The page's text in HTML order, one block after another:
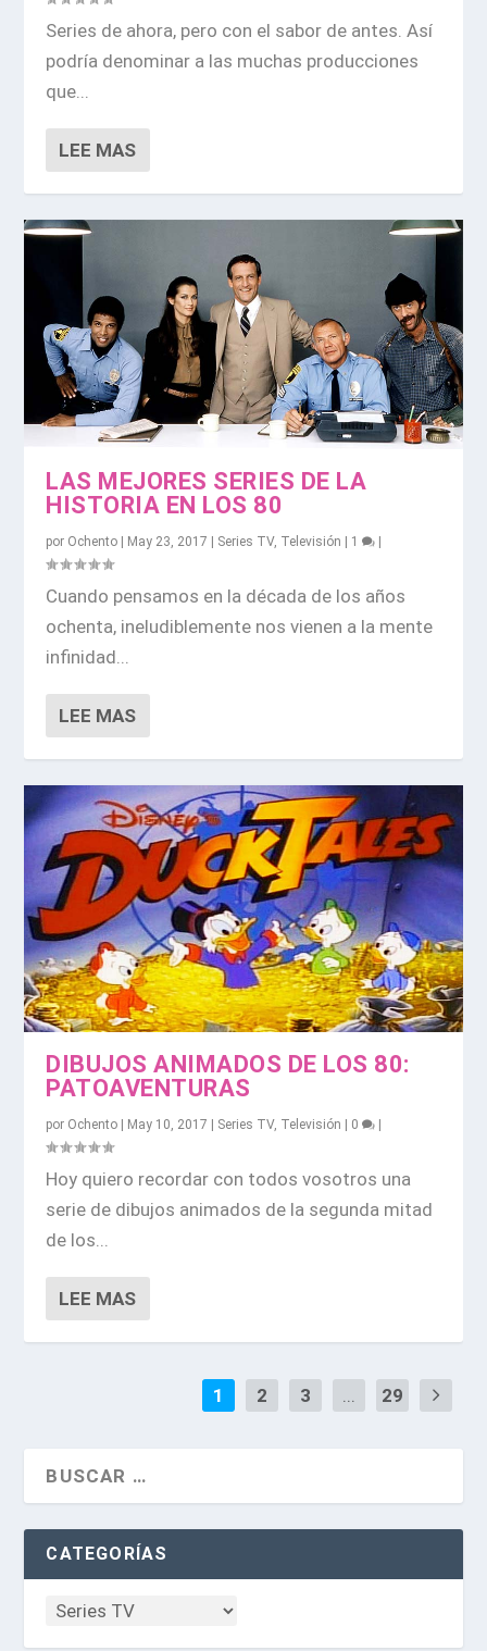
Series de ahora, pero con el sabor de antes. Así
podría denominar a las muchas producciones
que...
LEE MAS
LAS MEJORES SERIES DE LA
HISTORIA EN LOS 80
por Ochento May 23, 2017 Series TV, Televisión 1
Cuando pensamos en la década de los años
ochenta, ineludiblemente nos vienen a la mente
infinidad...
LEE MAS
DIBUJOS ANIMADOS DE LOS 80:
PATOAVENTURAS
por Ochento May 10, 2017 Series TV, Televisión 0
Hoy quiero recordar con todos vosotros una
serie de dibujos animados de la segunda mitad
de los...
LEE MAS
1 2 3 29
CATEGORÍAS